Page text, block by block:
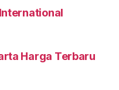
Harga Terbaru